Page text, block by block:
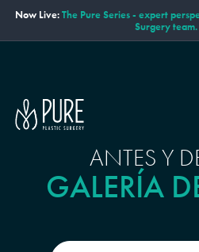
Now Live:The Pure Series - expert
Surgery team.
ANTES Y
GALERÍA